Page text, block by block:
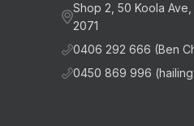
Shop 2, 50 Koola Ave,
2071
0406 292 666 (Ben
0450 869 996